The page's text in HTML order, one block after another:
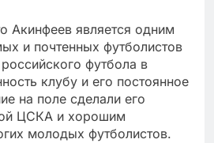
Акинфеев является одним
и почтенных футболистов
футбола в
клубу и его постоянное
на поле сделали его
ЦСКА и хорошим
молодых футболистов.